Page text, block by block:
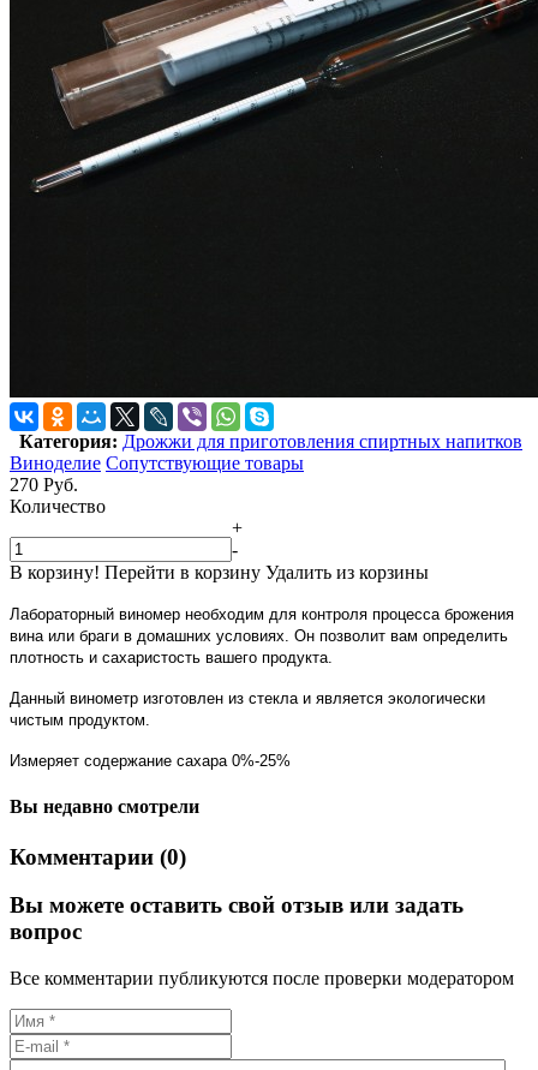
Категория: Дрожжи для приготовления спиртных напитков
Виноделие Сопутствующие товары
270 Руб.
Количество
+
-
В корзину! Перейти в корзину Удалить из корзины
Лабораторный виномер необходим для контроля процесса брожения
вина или браги в домашних условиях. Он позволит вам определить
плотность и сахаристость вашего продукта.
Данный винометр изготовлен из стекла и является экологически
чистым продуктом.
Измеряет содержание сахара 0%-25%
Вы недавно смотрели
Комментарии (0)
Вы можете оставить свой отзыв или задать
вопрос
Все комментарии публикуются после проверки модератором